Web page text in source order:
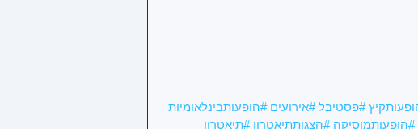
#פסטיבל #אירועים #הופעותבינלאומיות
#הופעותמוסיקה #הצגותתיאטרון #תיאטרון